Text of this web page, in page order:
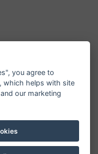
you agree to
which helps with site
our marketing